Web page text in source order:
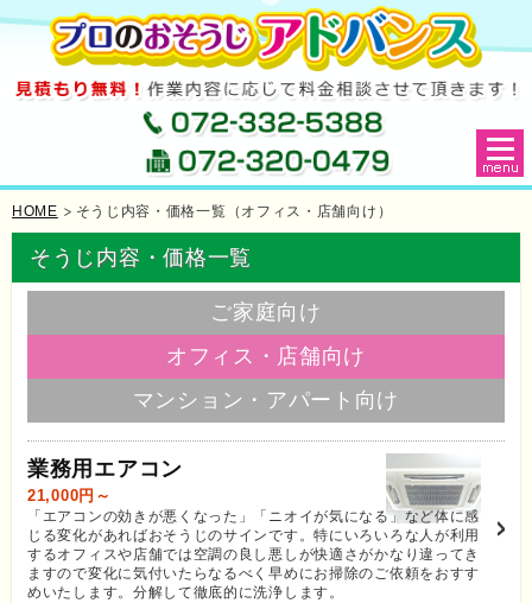
HOME そうじ内容・価格一覧（オフィス・店舗向け）
そうじ内容・価格一覧
ご家庭向け
オフィス・店舗向け
マンション・アパート向け
業務用エアコン
21,000円～
「エアコンの効きが悪くなった」「ニオイが気になる」など体に感
じる変化があればおそうじのサインです。特にいろいろな人が利用
するオフィスや店舗では空調の良し悪しが快適さがかなり違ってき
ますので変化に気付いたらなるべく早めにお掃除のご依頼をおすす
めいたします。分解して徹底的に洗浄します。